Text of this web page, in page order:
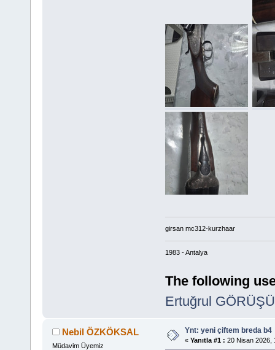
girsan mc312-kurzhaar
1983 - Antalya
The following
Ertuğrul
Nebil ÖZKÖKSAL
Müdavim Üyemiz
Ynt: yeni çiftem breda b4
« Yanıtla #1 : 20 Nisan 2026,